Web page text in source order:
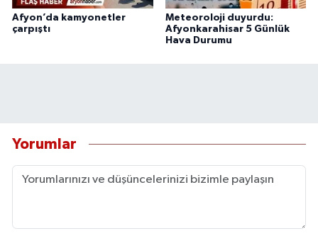
Afyon’da kamyonetler
çarpıştı
Meteoroloji duyurdu:
Afyonkarahisar 5 Günlük
Hava Durumu
Yorumlar